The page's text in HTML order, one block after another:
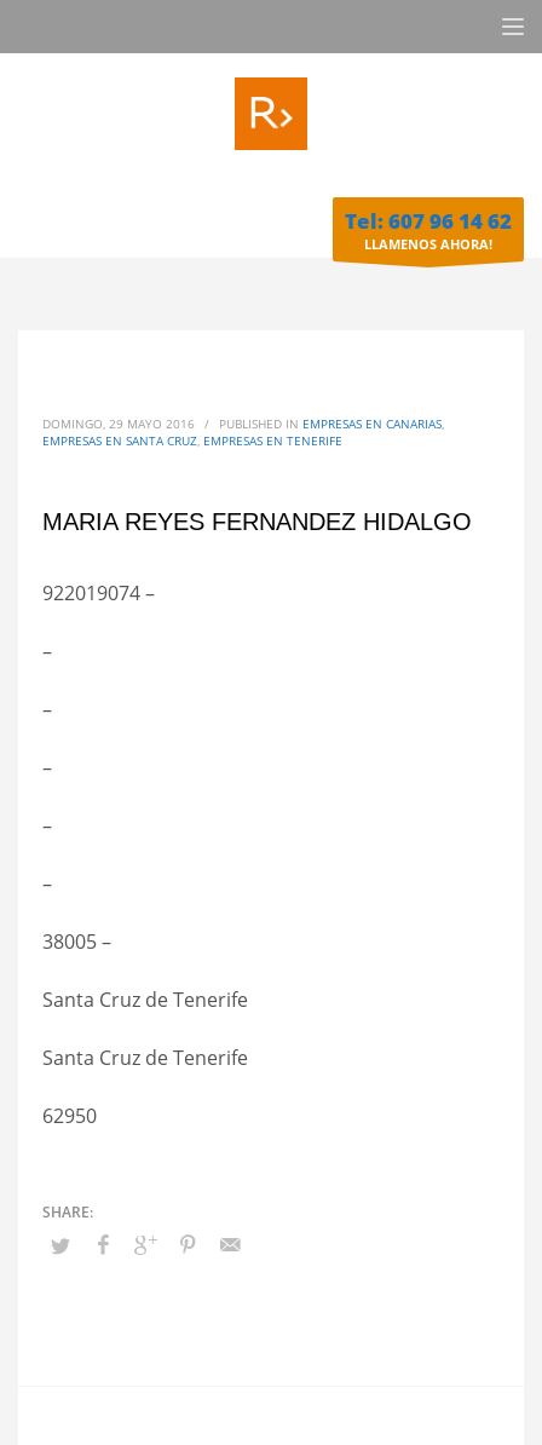
Tel: 607 96 14 62
LLAMENOS AHORA!
DOMINGO, 29 MAYO 2016 / PUBLISHED IN EMPRESAS EN CANARIAS,
EMPRESAS EN SANTA CRUZ, EMPRESAS EN TENERIFE
MARIA REYES FERNANDEZ HIDALGO
922019074 –
–
–
–
–
–
38005 –
Santa Cruz de Tenerife
Santa Cruz de Tenerife
62950